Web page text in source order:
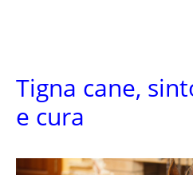
Tigna cane,
e cura